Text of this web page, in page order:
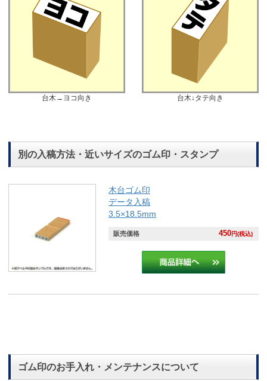
台木→ヨコ向き 台木↓タテ向き
別の入稿方法・近いサイズのゴム印・スタンプ
木台ゴム印
データ入稿
3.5×18.5mm
販売価格 450円(税込)
ゴム印のお手入れ・メンテナンスについて